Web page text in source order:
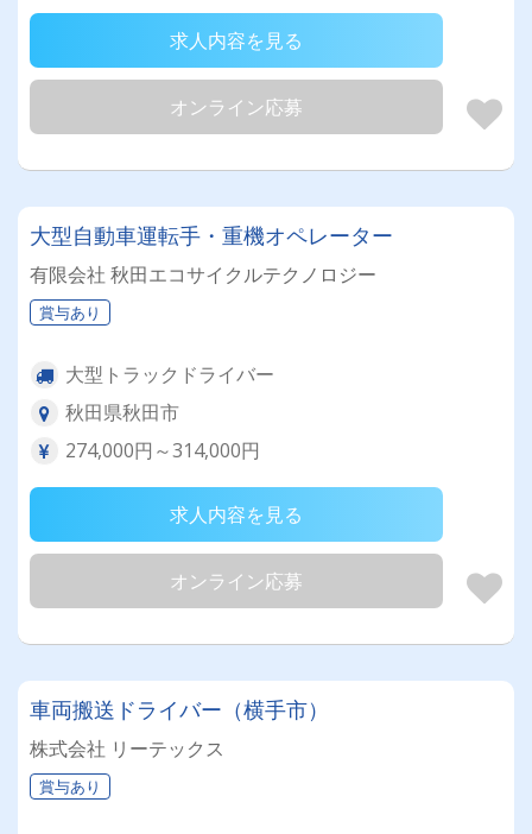
求人内容を見る
オンライン応募
大型自動車運転手・重機オペレーター
有限会社 秋田エコサイクルテクノロジー
賞与あり
大型トラックドライバー
秋田県秋田市
274,000円～314,000円
求人内容を見る
オンライン応募
車両搬送ドライバー（横手市）
株式会社 リーテックス
賞与あり